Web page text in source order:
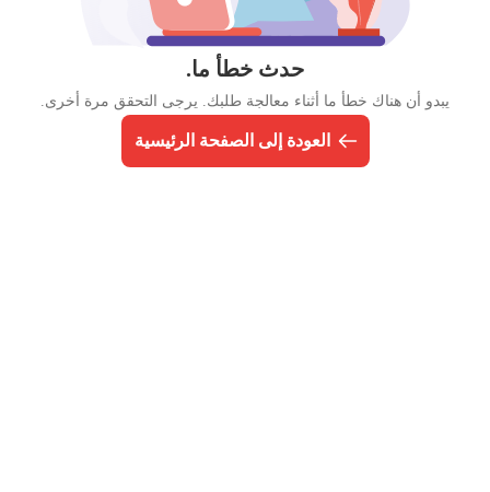
حدث خطأ ما.
يبدو أن هناك خطأ ما أثناء معالجة طلبك. يرجى التحقق مرة أخرى.
العودة إلى الصفحة الرئيسية